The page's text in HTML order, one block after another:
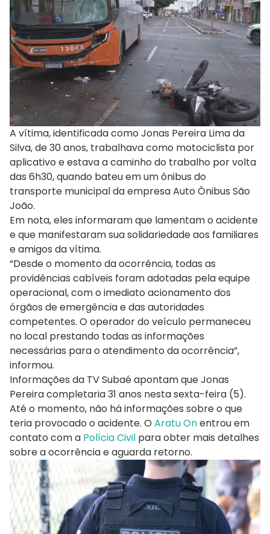
A vítima, identificada como Jonas Pereira Lima da
Silva, de 30 anos, trabalhava como motociclista por
aplicativo e estava a caminho do trabalho por volta
das 6h30, quando bateu em um ônibus do
transporte municipal da empresa Auto Ônibus São
João.
Em nota, eles informaram que lamentam o acidente
e que manifestaram sua solidariedade aos familiares
e amigos da vítima.
“Desde o momento da ocorrência, todas as
providências cabíveis foram adotadas pela equipe
operacional, com o imediato acionamento dos
órgãos de emergência e das autoridades
competentes. O operador do veículo permaneceu
no local prestando todas as informações
necessárias para o atendimento da ocorrência”,
informou.
Informações da TV Subaé apontam que Jonas
Pereira completaria 31 anos nesta sexta-feira (5).
Até o momento, não há informações sobre o que
teria provocado o acidente. O Aratu Onentrou em
contato com a Polícia Civil para obter mais detalhes
sobre a ocorrência e aguarda retorno.